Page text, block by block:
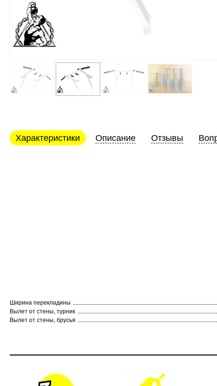
Характеристики Описание Отзывы
Ширина перекладины
Вылет от стены, турник
Вылет от стены, брусья